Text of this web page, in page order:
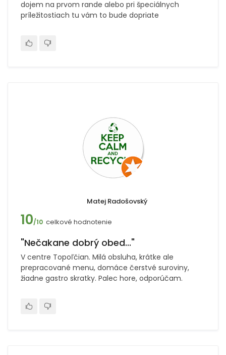
dojem na prvom rande alebo pri špeciálnych
príležitostiach tu vám to bude dopriate
Matej Radošovský
10/10 celkové hodnotenie
"Nečakane dobrý obed..."
V centre Topoľčian. Milá obsluha, krátke ale
prepracované menu, domáce čerstvé suroviny,
žiadne gastro skratky. Palec hore, odporúčam.